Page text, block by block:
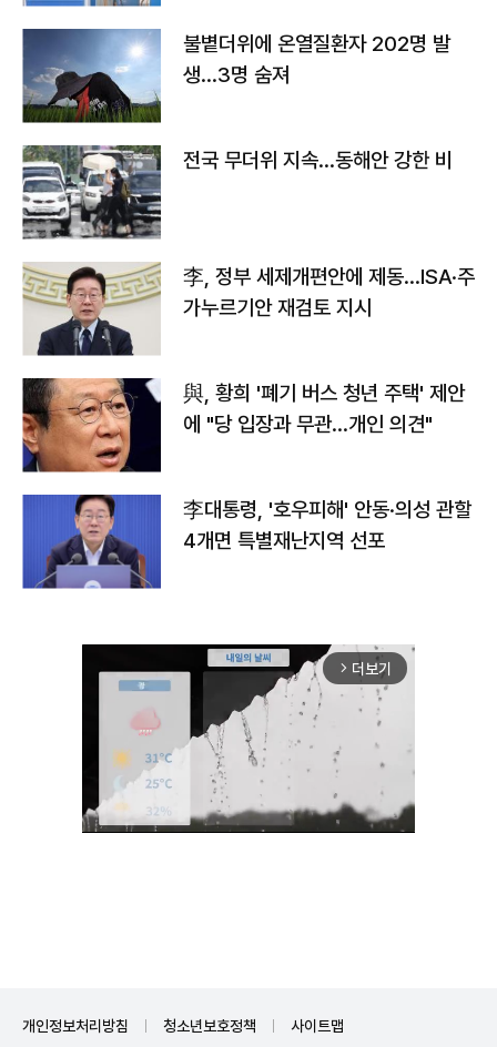
불볕더위에 온열질환자 202명 발
생…3명 숨져
전국 무더위 지속…동해안 강한 비
李, 정부 세제개편안에 제동…ISA·주
가누르기안 재검토 지시
與, 황희 '폐기 버스 청년 주택' 제안
에 "당 입장과 무관…개인 의견"
李대통령, '호우피해' 안동·의성 관할
4개면 특별재난지역 선포
arrow_forward_ios 더보기
개인정보처리방침 청소년보호정책 사이트맵